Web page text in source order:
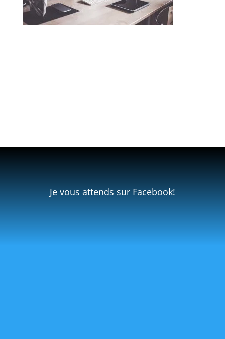
Je vous attends sur Facebook!